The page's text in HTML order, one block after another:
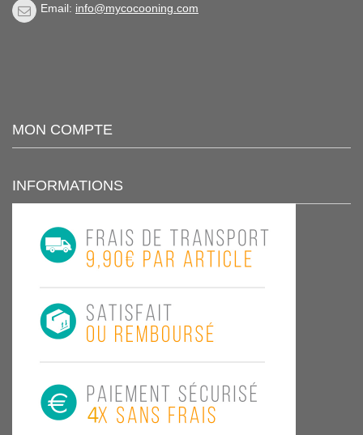
Email: info@mycocooning.com
MON COMPTE
INFORMATIONS